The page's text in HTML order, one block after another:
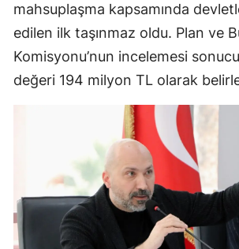
mahsuplaşma kapsamında
edilen ilk taşınmaz oldu. Plan ve
Komisyonu’nun incelemesi
değeri 194 milyon TL olarak